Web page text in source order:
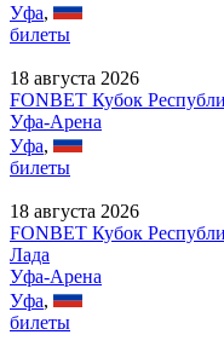
Уфа,
билеты
18 августа 2026
FONBET Кубок
Уфа-Арена
Уфа,
билеты
18 августа 2026
FONBET Кубок
Лада
Уфа-Арена
Уфа,
билеты